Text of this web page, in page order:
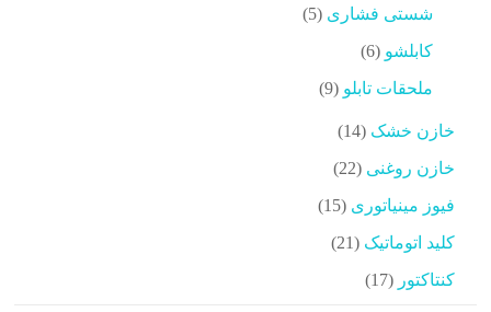
شستی فشاری 5
5
کابلشو 6
6
محصولات
ملحقات تابلو 9
9
خازن خشک
14
14
خازن روغنی 22
22
فیوز مینیاتوری 15
15
کلید اتوماتیک 21
21
کنتاکتور 17
17